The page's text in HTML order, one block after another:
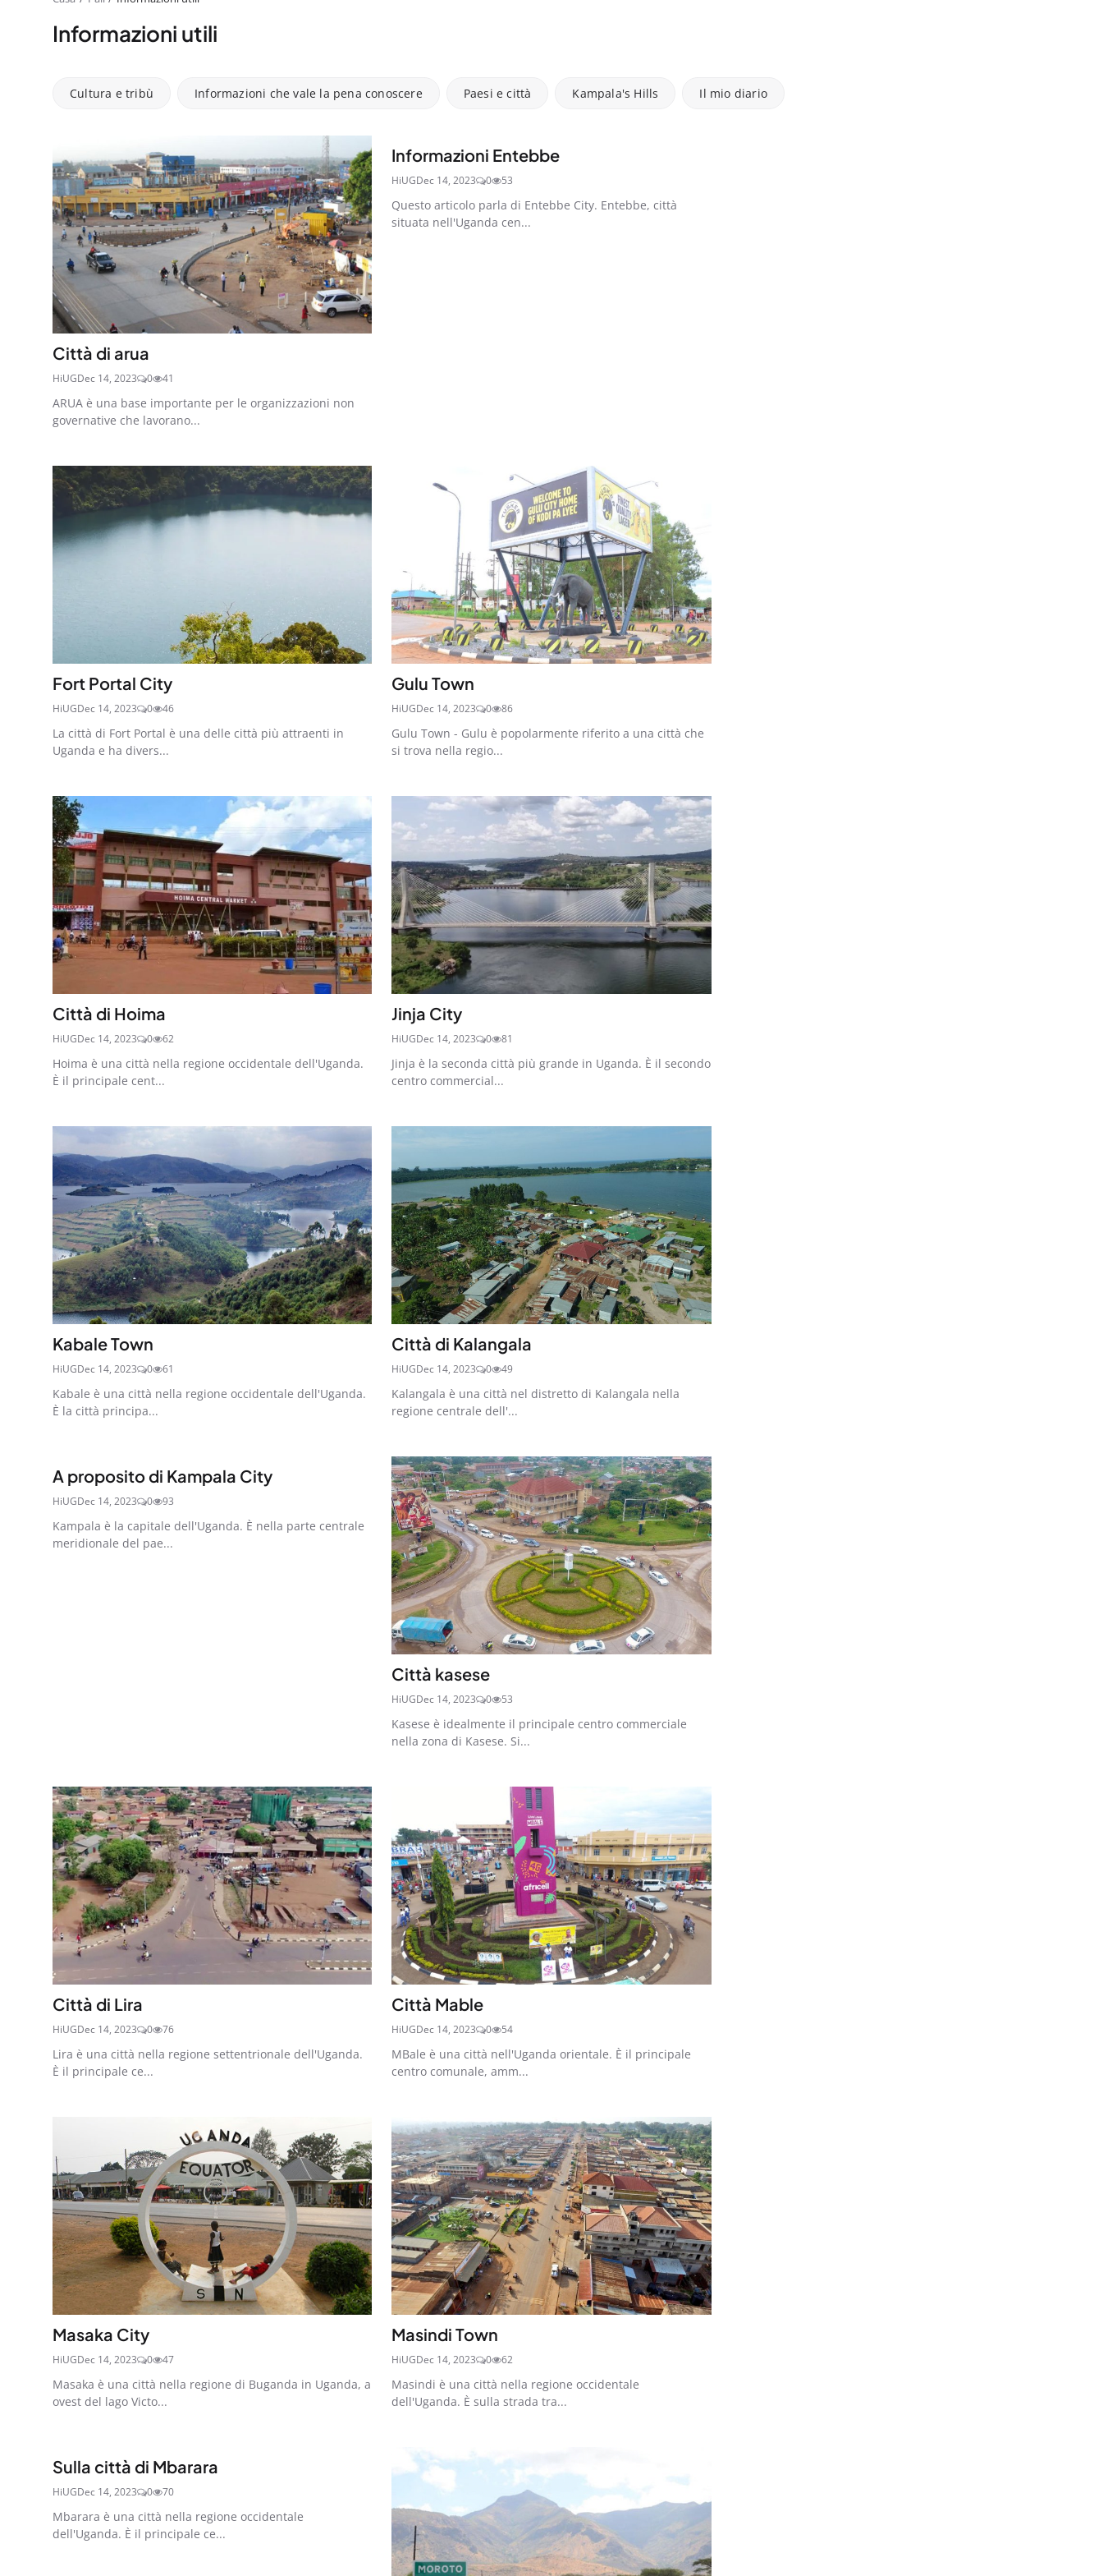
Informazioni utili
Cultura e tribù Informazioni che vale la pena conoscere Paesi e città Kampala's Hills Il mio diario
Città di arua
HiUGDec 14, 2023 0 41
ARUA è una base importante per le organizzazioni non
governative che lavorano...
Informazioni Entebbe
HiUGDec 14, 2023 0 53
Questo articolo parla di Entebbe City. Entebbe, città
situata nell'Uganda cen...
Fort Portal City
HiUGDec 14, 2023 0 46
La città di Fort Portal è una delle città più attraenti in
Uganda e ha divers...
Gulu Town
HiUGDec 14, 2023 0 86
Gulu Town - Gulu è popolarmente riferito a una città che
si trova nella regio...
Città di Hoima
HiUGDec 14, 2023 0 62
Hoima è una città nella regione occidentale dell'Uganda.
È il principale cent...
Jinja City
HiUGDec 14, 2023 0 81
Jinja è la seconda città più grande in Uganda. È il secondo
centro commercial...
Kabale Town
HiUGDec 14, 2023 0 61
Kabale è una città nella regione occidentale dell'Uganda.
È la città principa...
Città di Kalangala
HiUGDec 14, 2023 0 49
Kalangala è una città nel distretto di Kalangala nella
regione centrale dell'...
A proposito di Kampala City
HiUGDec 14, 2023 0 93
Kampala è la capitale dell'Uganda. È nella parte centrale
meridionale del pae...
Città kasese
HiUGDec 14, 2023 0 53
Kasese è idealmente il principale centro commerciale
nella zona di Kasese. Si...
Città di Lira
HiUGDec 14, 2023 0 76
Lira è una città nella regione settentrionale dell'Uganda.
È il principale ce...
Città Mable
HiUGDec 14, 2023 0 54
MBale è una città nell'Uganda orientale. È il principale
centro comunale, amm...
Masaka City
HiUGDec 14, 2023 0 47
Masaka è una città nella regione di Buganda in Uganda, a
ovest del lago Victo...
Masindi Town
HiUGDec 14, 2023 0 62
Masindi è una città nella regione occidentale
dell'Uganda. È sulla strada tra...
Sulla città di Mbarara
HiUGDec 14, 2023 0 70
Mbarara è una città nella regione occidentale
dell'Uganda. È il principale ce...